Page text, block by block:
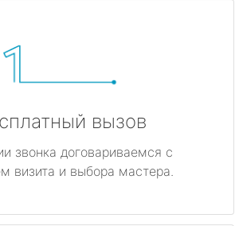
вызов
звонка договариваемся с
визита и выбора мастера.